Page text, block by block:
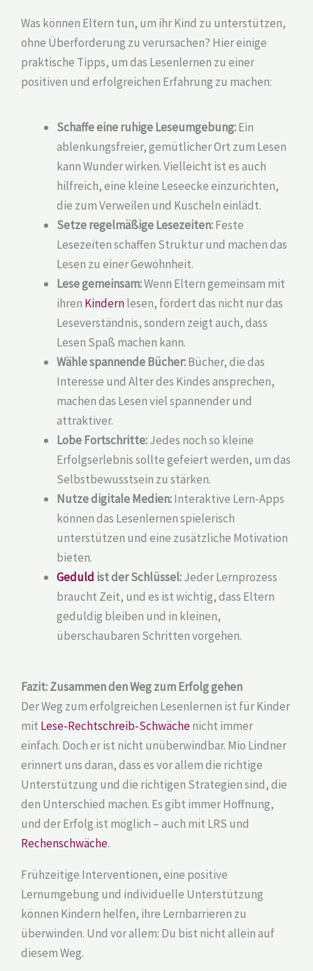
Was können Eltern tun, um ihr Kind zu unterstützen,
ohne Überforderung zu verursachen? Hier einige
praktische Tipps, um das Lesenlernen zu einer
positiven und erfolgreichen Erfahrung zu machen:
Schaffe eine ruhige Leseumgebung:Ein
ablenkungsfreier, gemütlicher Ort zum Lesen
kann Wunder wirken. Vielleicht ist es auch
hilfreich, eine kleine Leseecke einzurichten,
die zum Verweilen und Kuscheln einlädt.
Setze regelmäßige Lesezeiten:Feste
Lesezeiten schaffen Struktur und machen das
Lesen zu einer Gewohnheit.
Lese gemeinsam:Wenn Eltern gemeinsam mit
ihren Kindernlesen, fördert das nicht nur das
Leseverständnis, sondern zeigt auch, dass
Lesen Spaß machen kann.
Wähle spannende Bücher:Bücher, die das
Interesse und Alter des Kindes ansprechen,
machen das Lesen viel spannender und
attraktiver.
Lobe Fortschritte:Jedes noch so kleine
Erfolgserlebnis sollte gefeiert werden, um das
Selbstbewusstsein zu stärken.
Nutze digitale Medien:Interaktive Lern-Apps
können das Lesenlernen spielerisch
unterstützen und eine zusätzliche Motivation
bieten.
Geduld ist der Schlüssel:Jeder Lernprozess
braucht Zeit, und es ist wichtig, dass Eltern
geduldig bleiben und in kleinen,
überschaubaren Schritten vorgehen.
Fazit: Zusammen den Weg zum Erfolg gehen
Der Weg zum erfolgreichen Lesenlernen ist für Kinder
mit Lese-Rechtschreib-Schwächenicht immer
einfach. Doch er ist nicht unüberwindbar. Mio Lindner
erinnert uns daran, dass es vor allem die richtige
Unterstützung und die richtigen Strategien sind, die
den Unterschied machen. Es gibt immer Hoffnung,
und der Erfolg ist möglich – auch mit LRS und
Rechenschwäche.
Frühzeitige Interventionen, eine positive
Lernumgebung und individuelle Unterstützung
können Kindern helfen, ihre Lernbarrieren zu
überwinden. Und vor allem: Du bist nicht allein auf
diesem Weg.